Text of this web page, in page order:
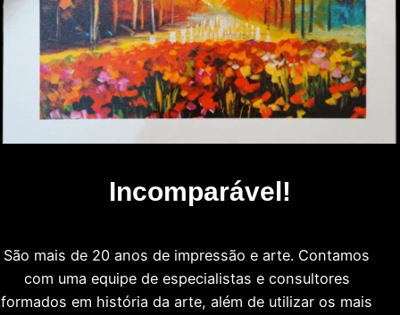
Incomparável!
São mais de 20 anos de impressão e arte. Contamos
com uma equipe de especialistas e consultores
formados em história da arte, além de utilizar os mais